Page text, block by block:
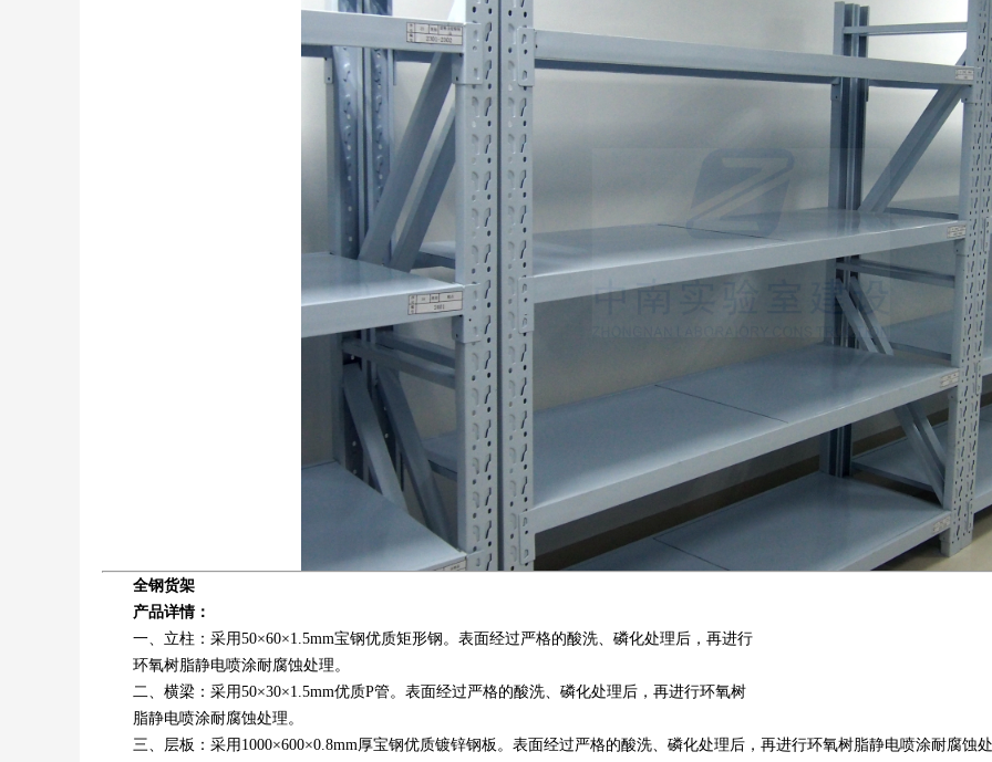
全钢货架
产品详情：
一、立柱：采用50×60×1.5mm宝钢优质矩形钢。表面经过严格的酸洗、磷化处理后，再进行
环氧树脂静电喷涂耐腐蚀处理。
二、横梁：采用50×30×1.5mm优质P管。表面经过严格的酸洗、磷化处理后，再进行环氧树
脂静电喷涂耐腐蚀处理。
三、层板：采用1000×600×0.8mm厚宝钢优质镀锌钢板。表面经过严格的酸洗、磷化处理后，再进行环氧树脂静电喷涂耐腐蚀